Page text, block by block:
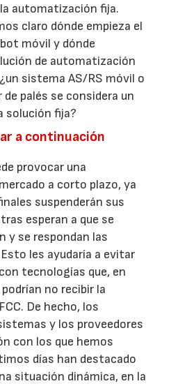
automatización fija.
claro dónde empieza el
móvil y dónde
de automatización
sistema AS/RS móvil o
palés se considera un
solución fija?
a continuación
provocar una
a corto plazo, ya
suspenderán sus
esperan a que se
y se respondan las
les ayudaría a evitar
tecnologías que, en
no recibir la
De hecho, los
y los proveedores
con los que hemos
días han destacado
situación dinámica, en la